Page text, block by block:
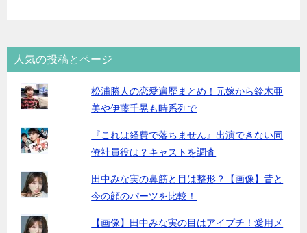
人気の投稿とページ
松浦勝人の恋愛遍歴まとめ！元嫁から鈴木亜
美や伊藤千晃も時系列で
『これは経費で落ちません』出演できない同
僚社員役は？キャストを調査
田中みな実の鼻筋と目は整形？【画像】昔と
今の顔のパーツを比較！
【画像】田中みな実の目はアイプチ！愛用メ